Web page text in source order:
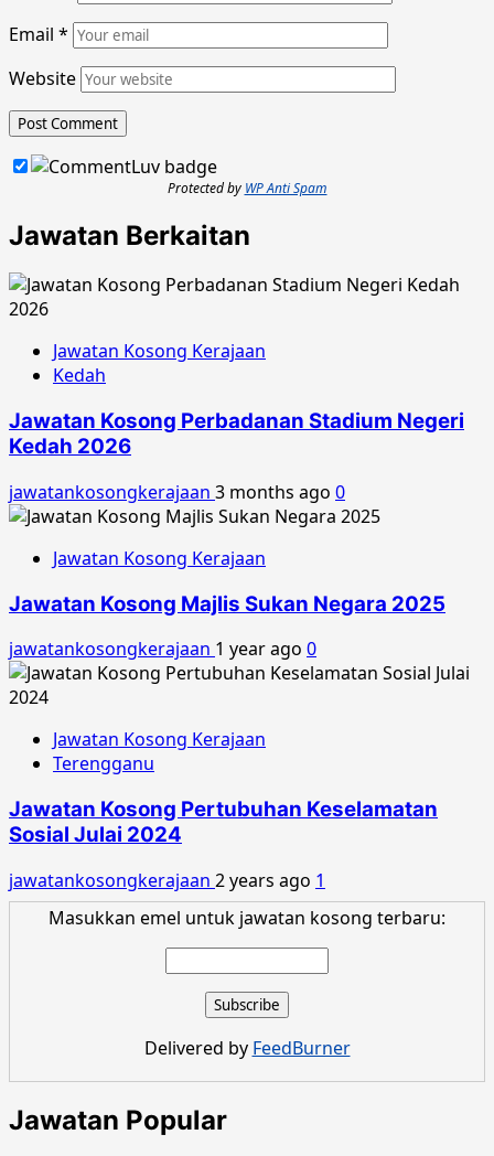
Email *
Website
Protected by WP Anti Spam
Jawatan Berkaitan
Jawatan Kosong Kerajaan
Kedah
Jawatan Kosong Perbadanan Stadium Negeri
Kedah 2026
jawatankosongkerajaan 3 months ago 0
Jawatan Kosong Kerajaan
Jawatan Kosong Majlis Sukan Negara 2025
jawatankosongkerajaan 1 year ago 0
Jawatan Kosong Kerajaan
Terengganu
Jawatan Kosong Pertubuhan Keselamatan
Sosial Julai 2024
jawatankosongkerajaan 2 years ago 1
Masukkan emel untuk jawatan kosong terbaru:
Delivered by FeedBurner
Jawatan Popular